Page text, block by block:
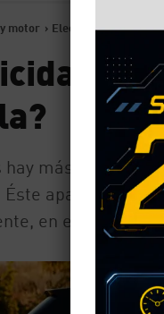
motor > Electricidad estática
hay más
aparece
en el RACE te